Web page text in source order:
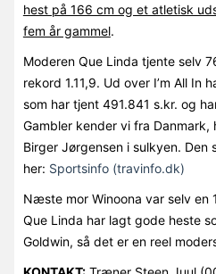
hest på 166 cm og et atletisk
fem år gammel.
Moderen Que Linda tjente selv
rekord 1.11,9. Ud over I’m All In
som har tjent 491.841 s.kr. og
Gambler kender vi fra
Birger Jørgensen i sulkyen.
her: Sportsinfo (travinfo.dk)
Næste mor Winoona var selv en
Que Linda har lagt gode heste
Goldwin, så det er en reel